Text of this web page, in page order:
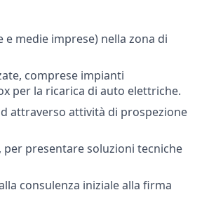
medie imprese) nella zona di
comprese impianti
per la ricarica di auto elettriche.
attraverso attività di prospezione
presentare soluzioni tecniche
consulenza iniziale alla firma